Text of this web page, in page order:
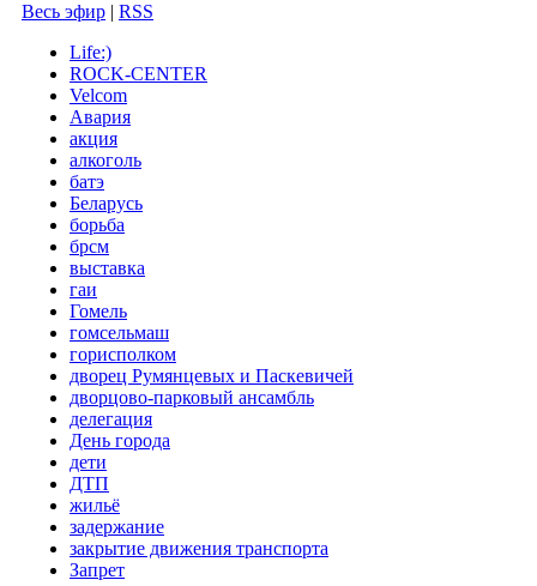
Весь эфир | RSS
Life:)
ROCK-CENTER
Velcom
Авария
акция
алкоголь
батэ
Беларусь
борьба
брсм
выставка
гаи
Гомель
гомсельмаш
горисполком
дворец Румянцевых и Паскевичей
дворцово-парковый ансамбль
делегация
День города
дети
ДТП
жильё
задержание
закрытие движения транспорта
Запрет